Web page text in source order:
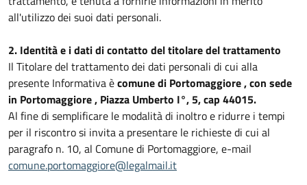
all'utilizzo dei suoi dati personali.
2. Identità e i dati di contatto del titolare del trattamento
Il Titolare del trattamento dei dati personali di cui alla
presente Informativa ècomune di Portomaggiore , con sede
in Portomaggiore , Piazza Umberto I°, 5, cap 44015.
Al fine di semplificare le modalità di inoltro e ridurre i tempi
per il riscontro si invita a presentare le richieste di cui al
paragrafo n. 10, al Comune di Portomaggiore, e-mail
comune.portomaggiore@legalmail.it